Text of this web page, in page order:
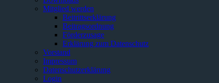
Mitglied werden
Beitrittserklärung
Beitragsordnung
Förderzusage
Erklärung zum Datenschutz
Vorstand
Impressum
Datenschutzerklärung
Login